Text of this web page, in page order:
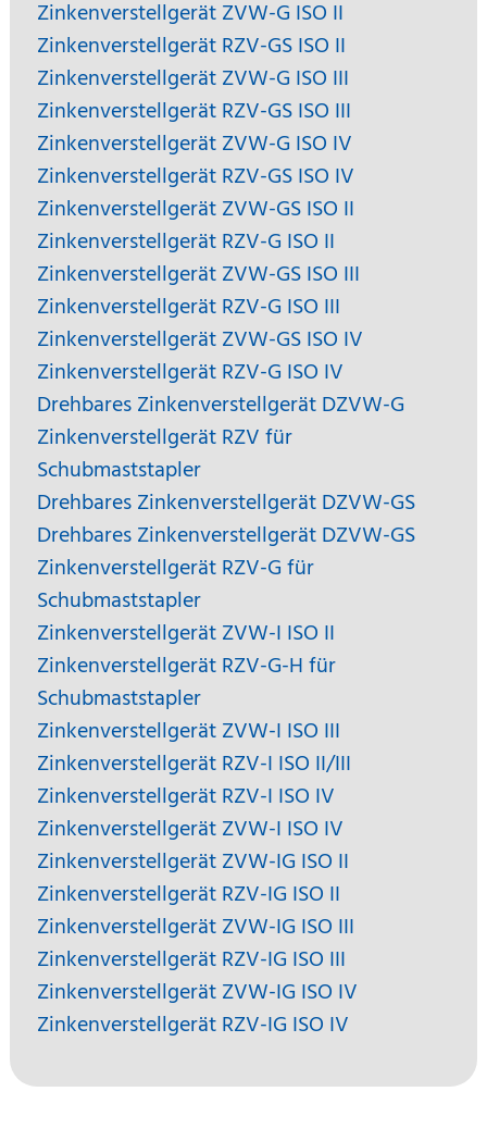
Zinkenverstellgerät ZVW-G ISO II
Zinkenverstellgerät RZV-GS ISO II
Zinkenverstellgerät ZVW-G ISO III
Zinkenverstellgerät RZV-GS ISO III
Zinkenverstellgerät ZVW-G ISO IV
Zinkenverstellgerät RZV-GS ISO IV
Zinkenverstellgerät ZVW-GS ISO II
Zinkenverstellgerät RZV-G ISO II
Zinkenverstellgerät ZVW-GS ISO III
Zinkenverstellgerät RZV-G ISO III
Zinkenverstellgerät ZVW-GS ISO IV
Zinkenverstellgerät RZV-G ISO IV
Drehbares Zinkenverstellgerät DZVW-G
Zinkenverstellgerät RZV für
Schubmaststapler
Drehbares Zinkenverstellgerät DZVW-GS
Drehbares Zinkenverstellgerät DZVW-GS
Zinkenverstellgerät RZV-G für
Schubmaststapler
Zinkenverstellgerät ZVW-I ISO II
Zinkenverstellgerät RZV-G-H für
Schubmaststapler
Zinkenverstellgerät ZVW-I ISO III
Zinkenverstellgerät RZV-I ISO II/III
Zinkenverstellgerät RZV-I ISO IV
Zinkenverstellgerät ZVW-I ISO IV
Zinkenverstellgerät ZVW-IG ISO II
Zinkenverstellgerät RZV-IG ISO II
Zinkenverstellgerät ZVW-IG ISO III
Zinkenverstellgerät RZV-IG ISO III
Zinkenverstellgerät ZVW-IG ISO IV
Zinkenverstellgerät RZV-IG ISO IV